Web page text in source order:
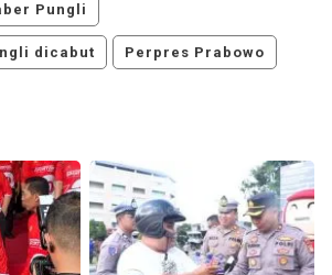
Pungli
dicabut Perpres Prabowo